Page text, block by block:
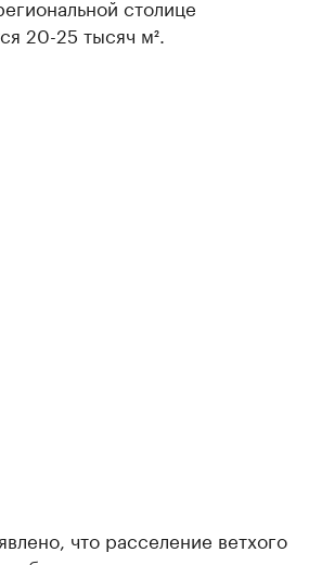
столице
20-25 тысяч м².
что расселение ветхого